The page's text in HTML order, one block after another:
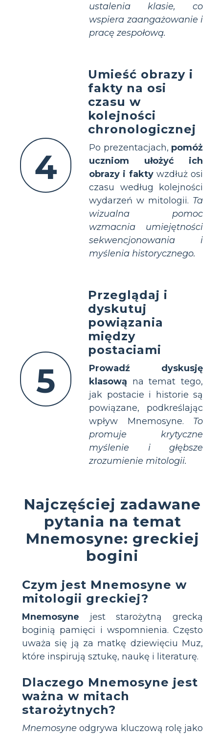
ustalenia klasie, co
wspiera zaangażowanie i
pracę zespołową.
4
Umieść obrazy i
fakty na osi
czasu w
kolejności
chronologicznej
Po prezentacjach, pomóż
uczniom ułożyć ich
obrazy i faktywzdłuż osi
czasu według kolejności
wydarzeń w mitologii. Ta
wizualna pomoc
wzmacnia umiejętności
sekwencjonowania i
myślenia historycznego.
5
Przeglądaj i
dyskutuj
powiązania
między
postaciami
Prowadź dyskusję
klasową na temat tego,
jak postacie i historie są
powiązane, podkreślając
wpływ Mnemosyne. To
promuje krytyczne
myślenie i głębsze
zrozumienie mitologii.
Najczęściej zadawane
pytania na temat
Mnemosyne: greckiej
bogini
Czym jest Mnemosyne w
mitologii greckiej?
Mnemosyne jest starożytną grecką
boginią pamięci i wspomnienia. Często
uważa się ją za matkę dziewięciu Muz,
które inspirują sztukę, naukę i literaturę.
Dlaczego Mnemosyne jest
ważna w mitach
starożytnych?
Mnemosyne odgrywa kluczową rolę jako